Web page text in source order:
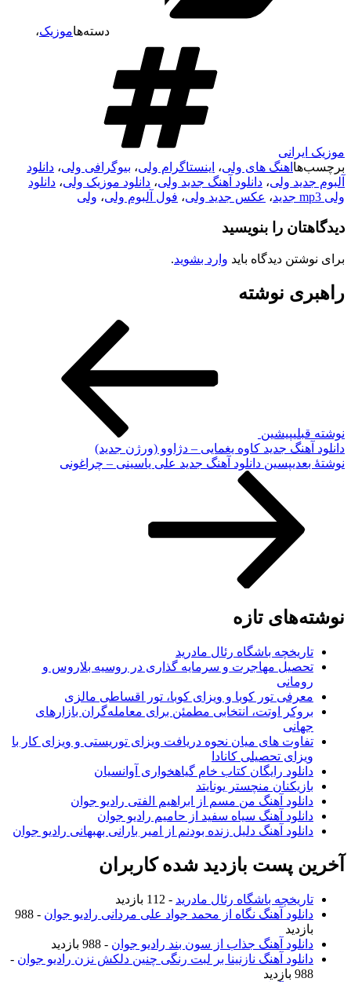
دسته‌هاموزیک،
موزیک ایرانی
برچسب‌ها اهنگ های ولی، اینستاگرام ولی، بیوگرافی ولی، دانلود
آلبوم جدید ولی، دانلود آهنگ جدید ولی، دانلود موزیک ولی، دانلود
ولی mp3 جدید
، عکس جدید ولی، فول آلبوم ولی، ولی
دیدگاهتان را بنویسید
برای نوشتن دیدگاه باید وارد بشوید.
راهبری نوشته
نوشته قبلیپیشین
دانلود آهنگ جدید کاوه یغمایی – دژاوو (ورژن جدید)
نوشته‌ٔ بعدیپسین دانلود آهنگ جدید علی یاسینی – چراغونی
نوشته‌های تازه
تاریخچه باشگاه رئال مادرید
تحصیل مهاجرت و سرمایه گذاری در روسیه بلاروس و
رومانی
معرفی تور کوبا و ویزای کوبا، تور اقساطی مالزی
بروکر اوتت، انتخابی مطمئن برای معامله‌گران بازارهای
جهانی
تفاوت های میان نحوه دریافت ویزای توریستی و ویزای کار با
ویزای تحصیلی کانادا
دانلود رایگان کتاب خام گیاهخواری آوانسیان
بازیکنان منچستر یونایتد
دانلود آهنگ من مسم از ابراهیم الفتی رادیو جوان
دانلود آهنگ سیاه سفید از حامیم رادیو جوان
دانلود آهنگ دلیل زنده بودنم از امیر بارانی بهبهانی رادیو جوان
آخرین پست بازدید شده کاربران
تاریخچه باشگاه رئال مادرید - 112 بازدید
دانلود آهنگ نگاه از محمد جواد علی مردانی رادیو جوان
- 988
بازدید
دانلود آهنگ جذاب از سون بند رادیو جوان - 988 بازدید
دانلود آهنگ نازنینا بر لبت رنگی چنین دلکش نزن رادیو جوان -
988 بازدید